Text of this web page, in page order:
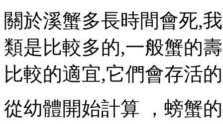
關於溪蟹多長時間會死,
類是比較多的,一般蟹的
比較的適宜,它們會存活的更
從幼體開始計算 ，螃蟹